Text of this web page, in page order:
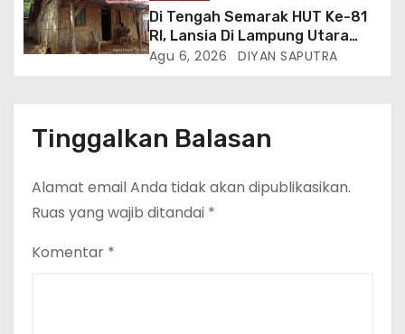
Di Tengah Semarak HUT Ke-81
RI, Lansia Di Lampung Utara
Hidup Memprihatinkan
Agu 6, 2026 DIYAN SAPUTRA
Tinggalkan Balasan
Alamat email Anda tidak akan dipublikasikan.
Ruas yang wajib ditandai *
Komentar *